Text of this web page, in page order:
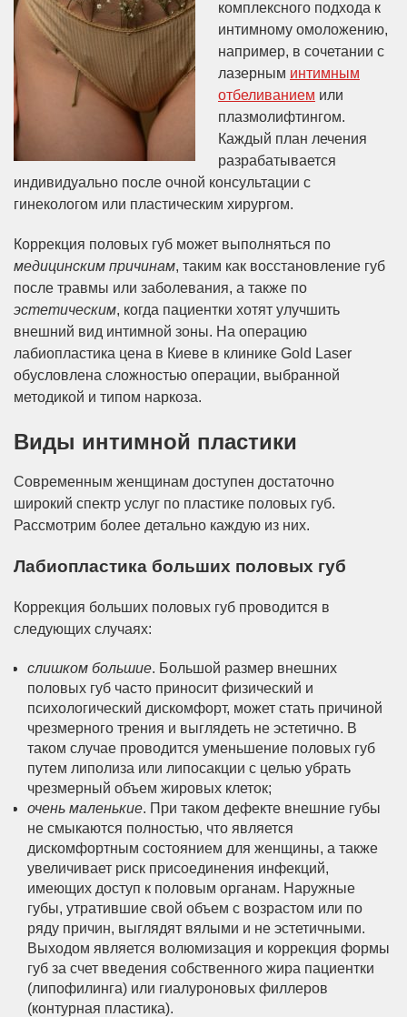
комплексного подхода к
интимному омоложению,
например, в сочетании с
лазерным интимным
отбеливанием или
плазмолифтингом.
Каждый план лечения
разрабатывается
индивидуально после очной консультации с
гинекологом или пластическим хирургом.
Коррекция половых губ может выполняться по
медицинским причинам, таким как восстановление губ
после травмы или заболевания, а также по
эстетическим, когда пациентки хотят улучшить
внешний вид интимной зоны. На операцию
лабиопластика цена в Киеве в клинике Gold Laser
обусловлена сложностью операции, выбранной
методикой и типом наркоза.
Виды интимной пластики
Современным женщинам доступен достаточно
широкий спектр услуг по пластике половых губ.
Рассмотрим более детально каждую из них.
Лабиопластика больших половых губ
Коррекция больших половых губ проводится в
следующих случаях:
слишком большие. Большой размер внешних
половых губ часто приносит физический и
психологический дискомфорт, может стать причиной
чрезмерного трения и выглядеть не эстетично. В
таком случае проводится уменьшение половых губ
путем липолиза или липосакции с целью убрать
чрезмерный объем жировых клеток;
очень маленькие. При таком дефекте внешние губы
не смыкаются полностью, что является
дискомфортным состоянием для женщины, а также
увеличивает риск присоединения инфекций,
имеющих доступ к половым органам. Наружные
губы, утратившие свой объем с возрастом или по
ряду причин, выглядят вялыми и не эстетичными.
Выходом является волюмизация и коррекция формы
губ за счет введения собственного жира пациентки
(липофилинга) или гиалуроновых филлеров
(контурная пластика).